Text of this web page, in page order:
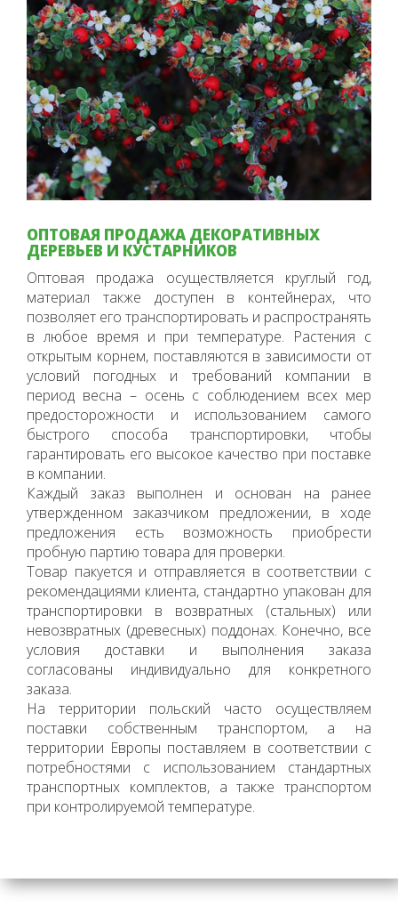
ОПТОВАЯ ПРОДАЖА ДЕКОРАТИВНЫХ
ДЕРЕВЬЕВ И КУСТАРНИКОВ
Оптовая продажа осуществляется круглый год,
материал также доступен в контейнерах, что
позволяет его транспортировать и распространять
в любое время и при температуре. Растения с
открытым корнем, поставляются в зависимости от
условий погодных и требований компании в
период весна – осень с соблюдением всех мер
предосторожности и использованием самого
быстрого способа транспортировки, чтобы
гарантировать его высокое качество при поставке
в компании.
Каждый заказ выполнен и основан на ранее
утвержденном заказчиком предложении, в ходе
предложения есть возможность приобрести
пробную партию товара для проверки.
Товар пакуется и отправляется в соответствии с
рекомендациями клиента, стандартно упакован для
транспортировки в возвратных (стальных) или
невозвратных (древесных) поддонах. Конечно, все
условия доставки и выполнения заказа
согласованы индивидуально для конкретного
заказа.
На территории польский часто осуществляем
поставки собственным транспортом, а на
территории Европы поставляем в соответствии с
потребностями с использованием стандартных
транспортных комплектов, а также транспортом
при контролируемой температуре.